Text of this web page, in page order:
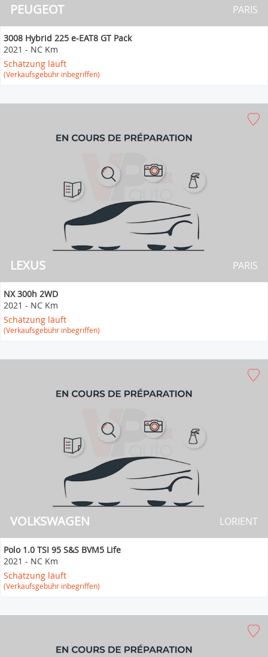
PEUGEOT PARIS
3008 Hybrid 225 e-EAT8 GT Pack
2021 - NC Km
Schätzung läuft
(Verkaufsgebühr inbegriffen)
LEXUS PARIS
NX 300h 2WD
2021 - NC Km
Schätzung läuft
(Verkaufsgebühr inbegriffen)
VOLKSWAGEN LORIENT
Polo 1.0 TSI 95 S&S BVM5 Life
2021 - NC Km
Schätzung läuft
(Verkaufsgebühr inbegriffen)